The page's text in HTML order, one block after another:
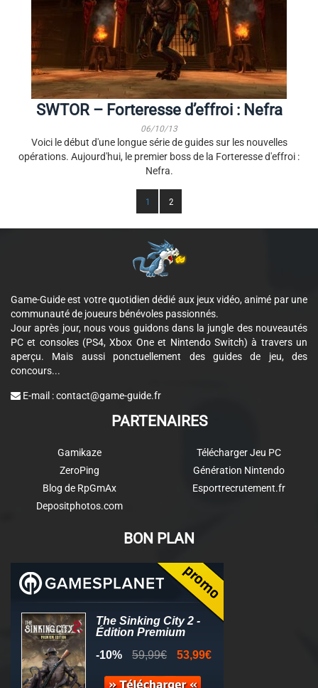
SWTOR – Forteresse d’effroi : Nefra
06/10/13
Voici le début d'une longue série de guides sur les nouvelles
opérations. Aujourd'hui, le premier boss de la Forteresse d'effroi :
Nefra.
1 2
Game-Guide est votre quotidien dédié aux jeux vidéo, animé par une
communauté de joueurs bénévoles passionnés.
Jour après jour, nous vous guidons dans la jungle des nouveautés
PC et consoles (PS4, Xbox One et Nintendo Switch) à travers un
aperçu. Mais aussi ponctuellement des guides de jeu, des
concours...
E-mail :contact@game-guide.fr
PARTENAIRES
Gamikaze
ZeroPing
Blog de RpGmAx
Depositphotos.com
Télécharger Jeu PC
Génération Nintendo
Esportrecrutement.fr
BON PLAN